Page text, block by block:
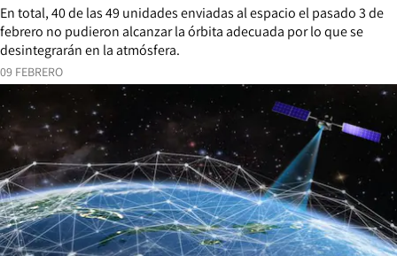
09 FEBRERO
En total, 40 de las 49 unidades enviadas al espacio el pasado 3 de
febrero no pudieron alcanzar la órbita adecuada por lo que se
desintegrarán en la atmósfera.